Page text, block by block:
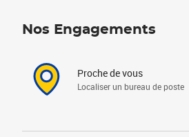
Nos Engagements
Proche de vous
Localiser un bureau de poste